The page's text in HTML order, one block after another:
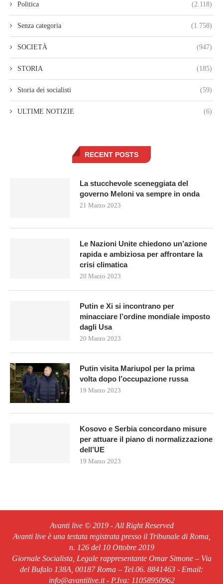
Politica (2.118)
Senza categoria (1.758)
SOCIETÀ (947)
STORIA (185)
Storia dei socialisti (59)
ULTIME NOTIZIE (6)
RECENT POSTS
La stucchevole sceneggiata del
governo Meloni va sempre in onda
21 Marzo 2023
Le Nazioni Unite chiedono un’azione
rapida e ambiziosa per affrontare la
crisi climatica
20 Marzo 2023
Putin e Xi si incontrano per
minacciare l’ordine mondiale imposto
dagli Usa
20 Marzo 2023
Putin visita Mariupol per la prima
volta dopo l’occupazione russa
19 Marzo 2023
Kosovo e Serbia concordano misure
per attuare il piano di normalizzazione
dell’UE
19 Marzo 2023
Avanti live © 2019 - All Right Reserved
Avanti live è una testata registrata presso il Tribunale di Roma,
n. 126 del 10 Ottobre 2019
Giornale Socialista, Legale rappresentante Omar Simone – Via
del Bufalo 138A, 00187 Roma – Tel.06. 8841463 - Email:
info@avantilive.it - P.Iva: 11058950962